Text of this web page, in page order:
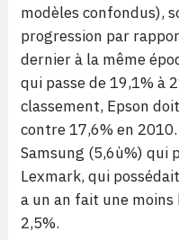
modèles confondus),
progression par
dernier à la même
qui passe de 19,1% à
classement, Epson
contre 17,6% en
Samsung (5,6ù%) qui
Lexmark, qui
a un an fait une
2,5%.